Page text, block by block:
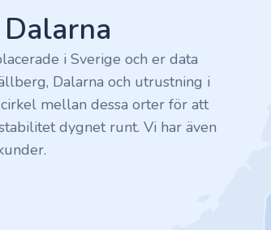
i Sverige och er data
Dalarna och utrustning i
mellan dessa orter för att
dygnet runt. Vi har även